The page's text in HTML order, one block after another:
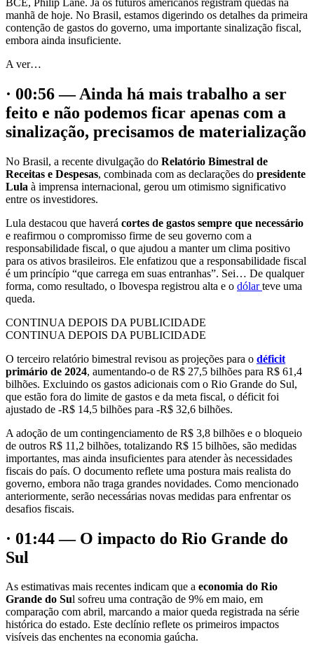
manhã de hoje. No Brasil, estamos digerindo os detalhes da primeira
contenção de gastos do governo, uma importante sinalização fiscal,
embora ainda insuficiente.
A ver…
· 00:56 — Ainda há mais trabalho a ser
feito e não podemos ficar apenas com a
sinalização, precisamos de materialização
No Brasil, a recente divulgação do Relatório Bimestral de
Receitas e Despesas, combinada com as declarações do presidente
Lula à imprensa internacional, gerou um otimismo significativo
entre os investidores.
Lula destacou que haverá cortes de gastos sempre que necessário
e reafirmou o compromisso firme de seu governo com a
responsabilidade fiscal, o que ajudou a manter um clima positivo
para os ativos brasileiros. Ele enfatizou que a responsabilidade fiscal
é um princípio “que carrega em suas entranhas”. Sei… De qualquer
forma, como resultado, o Ibovespa registrou alta e o dólarteve uma
queda.
CONTINUA DEPOIS DA PUBLICIDADE
CONTINUA DEPOIS DA PUBLICIDADE
O terceiro relatório bimestral revisou as projeções para o déficit
primário de 2024, aumentando-o de R$ 27,5 bilhões para R$ 61,4
bilhões. Excluindo os gastos adicionais com o Rio Grande do Sul,
que estão fora do limite de gastos e da meta fiscal, o déficit foi
ajustado de -R$ 14,5 bilhões para -R$ 32,6 bilhões.
A adoção de um contingenciamento de R$ 3,8 bilhões e o bloqueio
de outros R$ 11,2 bilhões, totalizando R$ 15 bilhões, são medidas
importantes, mas ainda insuficientes para atender às necessidades
fiscais do país. O documento reflete uma postura mais realista do
governo, embora não traga grandes novidades. Como mencionado
anteriormente, serão necessárias novas medidas para enfrentar os
desafios fiscais.
· 01:44 — O impacto do Rio Grande do
Sul
As estimativas mais recentes indicam que a economia do Rio
Grande do Sul sofreu uma contração de 9% em maio, em
comparação com abril, marcando a maior queda registrada na série
histórica do estado. Este declínio reflete os primeiros impactos
visíveis das enchentes na economia gaúcha.